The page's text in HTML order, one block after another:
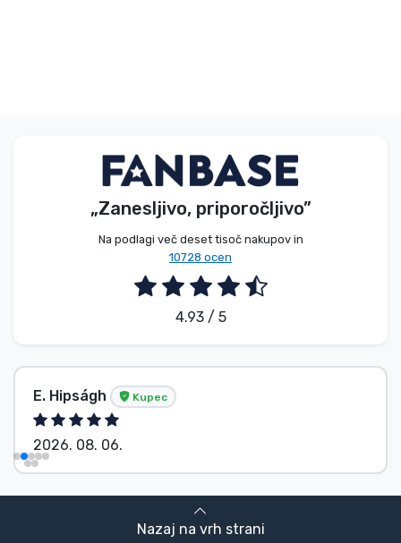
„Zanesljivo, priporočljivo”
Na podlagi več deset tisoč nakupov in
10728 ocen
4.93 / 5
E. Hipságh Kupec
2026. 08. 06.
Nazaj na vrh strani
Vrste izdelkov
Blagovne znamke